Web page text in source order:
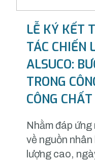
LỄ KÝ KẾT
TÁC CHIẾN
ALSUCO:
TRONG
CÔNG
Nhằm đáp
về nguồn
lượng cao,